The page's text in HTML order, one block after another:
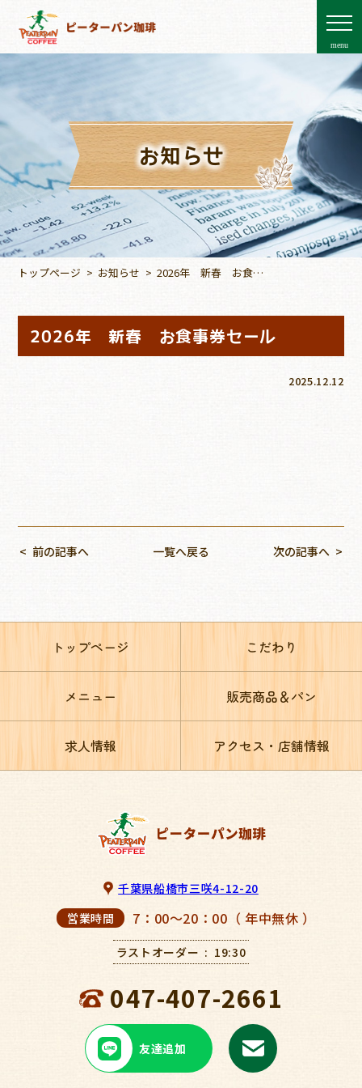
menu
お知らせ
トップページ お知らせ
2026年 新春 お食事
2026年 新春 お食事券セール
2025.12.12
前の記事へ 一覧へ戻る 次の記事へ
トップページ こだわり
メニュー 販売商品＆パン
求人情報 アクセス・店舗情報
千葉県船橋市三咲4-12-20
営業時間
7：00～20：00（ 年中無休 ）
ラストオーダー 19:30
047-407-2661
友達追加